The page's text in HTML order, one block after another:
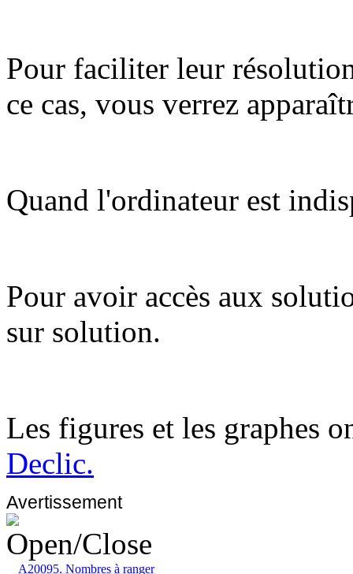
Pour faciliter leur
ce cas, vous verrez
Quand l'ordinateur est
Pour avoir accès aux
sur solution.
Les figures et les graphes
Declic.
Avertissement
A20095. Nombres à ranger